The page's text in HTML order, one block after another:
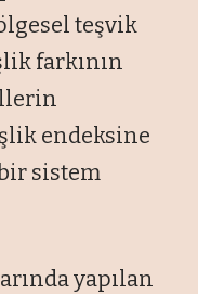
teşvik
farkının
endeksine
sistem
yapılan